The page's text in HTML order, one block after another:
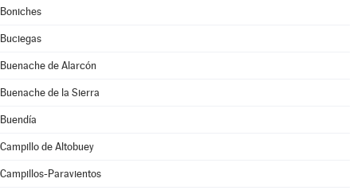
Boniches
Buciegas
Buenache de Alarcón
Buenache de la Sierra
Buendía
Campillo de Altobuey
Campillos-Paravientos